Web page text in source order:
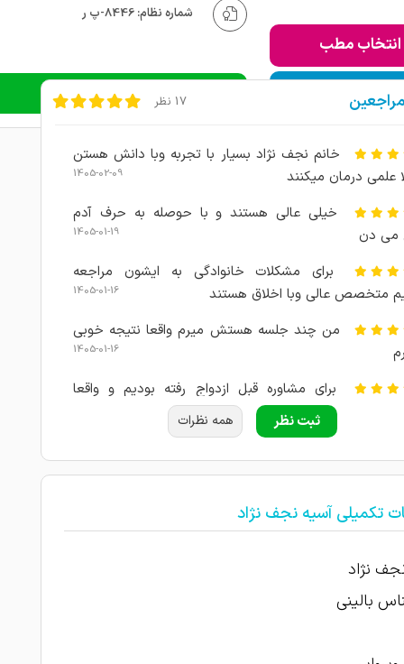
انتخاب مطب
به لیست من
شماره نظام: 8446-پ ر
دریافت نوبت تلفنی 17 نظر
خانم نجف نژاد بسیار با تجربه وبا دانش هستن
علمی درمان میکنند
1405-02-09
خیلی عالی هستند و با حوصله به حرف آدم
دن
1405-01-19
برای مشکلات خانوادگی به ایشون مراجعه
متخصص عالی وبا اخلاق هستند
1405-01-16
من چند جلسه هستش میرم واقعا نتیجه خوبی
1405-01-16
برای مشاوره قبل ازدواج رفته بودیم و واقعا
خیلی با محبت و دلسوزی کار میکنند
کمک کردند
ثبت نظر همه نظرات
تکمیلی آسیه نجف نژاد
نژاد
بالینی